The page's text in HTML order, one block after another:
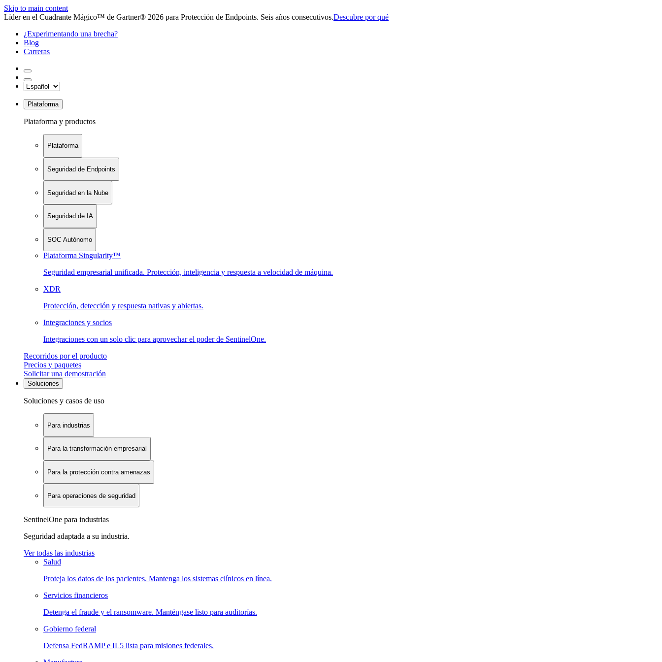
Skip to main content
Líder en el Cuadrante Mágico™ de Gartner® 2026 para Protección de Endpoints. Seis años consecutivos.Descubre por qué
¿Experimentando una brecha?
Blog
Carreras
Plataforma
Plataforma y productos
Plataforma
Seguridad de Endpoints
Seguridad en la Nube
Seguridad de IA
SOC Autónomo
Plataforma Singularity™
Seguridad empresarial unificada. Protección, inteligencia y respuesta a velocidad de máquina.
XDR
Protección, detección y respuesta nativas y abiertas.
Integraciones y socios
Integraciones con un solo clic para aprovechar el poder de SentinelOne.
Recorridos por el producto
Precios y paquetes
Solicitar una demostración
Soluciones
Soluciones y casos de uso
Para industrias
Para la transformación empresarial
Para la protección contra amenazas
Para operaciones de seguridad
SentinelOne para industrias
Seguridad adaptada a su industria.
Ver todas las industrias
Salud
Proteja los datos de los pacientes. Mantenga los sistemas clínicos en línea.
Servicios financieros
Detenga el fraude y el ransomware. Manténgase listo para auditorías.
Gobierno federal
Defensa FedRAMP e IL5 lista para misiones federales.